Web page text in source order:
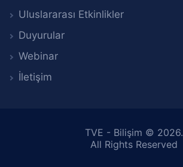
Uluslararası Etkinlikler
Duyurular
Webinar
İletişim
TVE - Bilişim © 2026.
All Rights Reserved